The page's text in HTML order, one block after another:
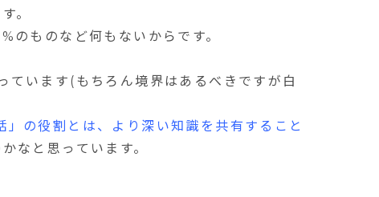
。
のものなど何もないからです。
ています(もちろん境界はあるべきですが白
」の役割とは、より深い知識を共有すること
なと思っています。